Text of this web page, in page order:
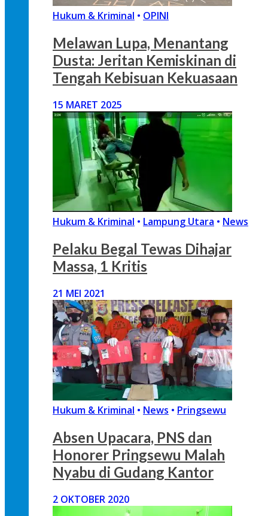
Hukum & Kriminal • OPINI
Melawan Lupa, Menantang
Dusta: Jeritan Kemiskinan di
Tengah Kebisuan Kekuasaan
15 MARET 2025
Hukum & Kriminal • Lampung Utara • News
Pelaku Begal Tewas Dihajar
Massa, 1 Kritis
21 MEI 2021
Hukum & Kriminal • News • Pringsewu
Absen Upacara, PNS dan
Honorer Pringsewu Malah
Nyabu di Gudang Kantor
2 OKTOBER 2020